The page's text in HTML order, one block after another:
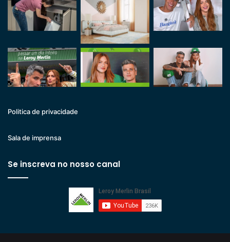
Politica de privacidade
Sala de imprensa
Se inscreva no nosso canal